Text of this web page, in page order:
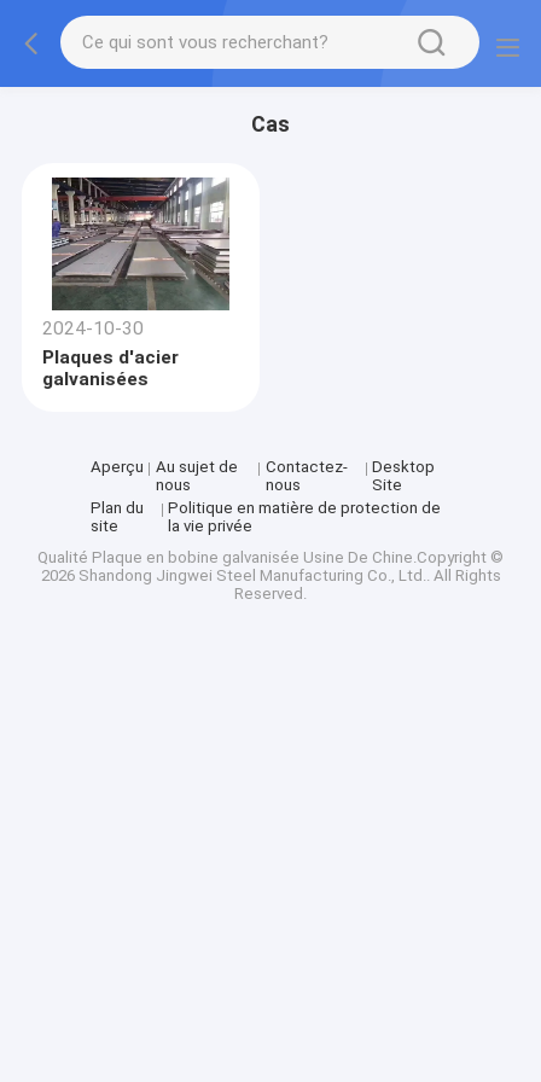
Cas
2024-10-30
Plaques d'acier
galvanisées
Aperçu
Au sujet de
nous
Contactez-
nous
Desktop
Site
Plan du
site
Politique en matière de protection de
la vie privée
Qualité Plaque en bobine galvanisée Usine De Chine.Copyright ©
2026 Shandong Jingwei Steel Manufacturing Co., Ltd.. All Rights
Reserved.